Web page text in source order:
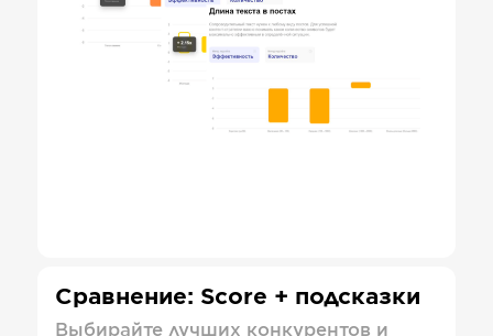
Сравнение: Score + подсказки
Выбирайте лучших конкурентов и